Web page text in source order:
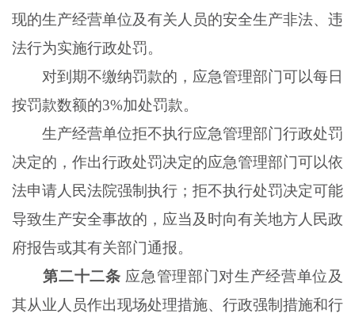
现的生产经营单位及有关人员的安全生产非法、违
法行为实施行政处罚。
对到期不缴纳罚款的，应急管理部门可以每日
按罚款数额的3%加处罚款。
生产经营单位拒不执行应急管理部门行政处罚
决定的，作出行政处罚决定的应急管理部门可以依
法申请人民法院强制执行；拒不执行处罚决定可能
导致生产安全事故的，应当及时向有关地方人民政
府报告或其有关部门通报。
第二十二条 应急管理部门对生产经营单位及
其从业人员作出现场处理措施、行政强制措施和行